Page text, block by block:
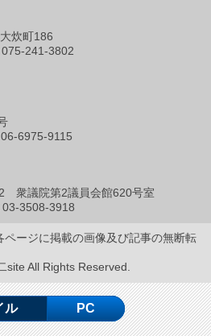
炊町186
075-241-3802
6975-9115
衆議院第2議員会館620号室
03-3508-3918
ページに掲載の画像及び記事の無断転
site All Rights Reserved.
ル PC